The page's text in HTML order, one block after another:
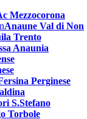
Mezzocorona
Anaune Val di Non
Trento
Anaunia
Perginese
S.Stefano
Torbole